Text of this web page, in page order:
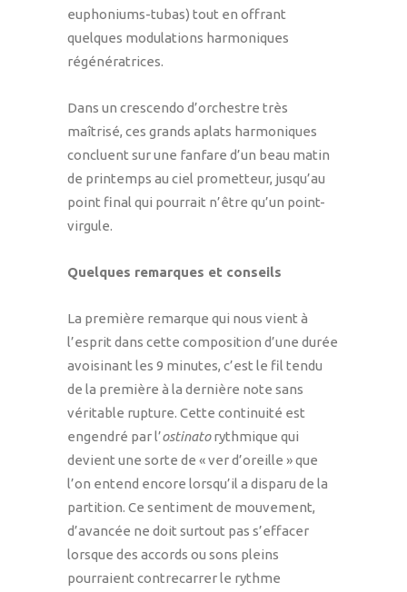
euphoniums-tubas) tout en offrant
quelques modulations harmoniques
régénératrices.
Dans un crescendo d’orchestre très
maîtrisé, ces grands aplats harmoniques
concluent sur une fanfare d’un beau matin
de printemps au ciel prometteur, jusqu’au
point final qui pourrait n’être qu’un point-
virgule.
Quelques remarques et conseils
La première remarque qui nous vient à
l’esprit dans cette composition d’une durée
avoisinant les 9 minutes, c’est le fil tendu
de la première à la dernière note sans
véritable rupture. Cette continuité est
engendré par l’ostinatorythmique qui
devient une sorte de « ver d’oreille » que
l’on entend encore lorsqu’il a disparu de la
partition. Ce sentiment de mouvement,
d’avancée ne doit surtout pas s’effacer
lorsque des accords ou sons pleins
pourraient contrecarrer le rythme